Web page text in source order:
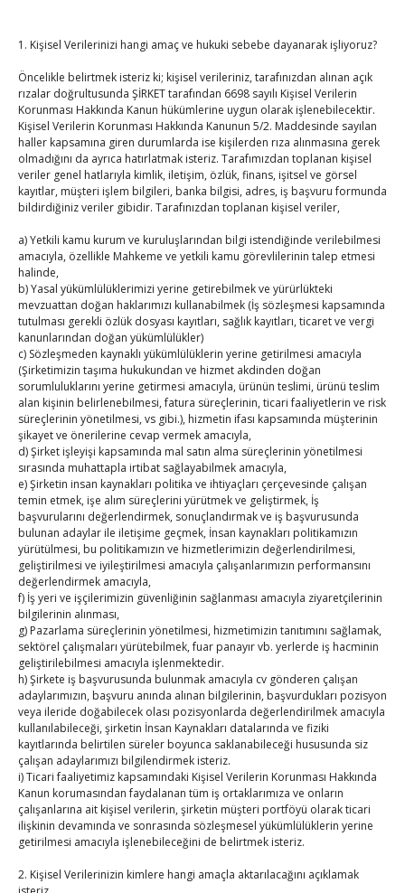
1. Kişisel Verilerinizi hangi amaç ve hukuki sebebe dayanarak işliyoruz?
Öncelikle belirtmek isteriz ki; kişisel verileriniz, tarafınızdan alınan açık
rızalar doğrultusunda ŞİRKET tarafından 6698 sayılı Kişisel Verilerin
Korunması Hakkında Kanun hükümlerine uygun olarak işlenebilecektir.
Kişisel Verilerin Korunması Hakkında Kanunun 5/2. Maddesinde sayılan
haller kapsamına giren durumlarda ise kişilerden rıza alınmasına gerek
olmadığını da ayrıca hatırlatmak isteriz. Tarafımızdan toplanan kişisel
veriler genel hatlarıyla kimlik, iletişim, özlük, finans, işitsel ve görsel
kayıtlar, müşteri işlem bilgileri, banka bilgisi, adres, iş başvuru formunda
bildirdiğiniz veriler gibidir. Tarafınızdan toplanan kişisel veriler,
a) Yetkili kamu kurum ve kuruluşlarından bilgi istendiğinde verilebilmesi
amacıyla, özellikle Mahkeme ve yetkili kamu görevlilerinin talep etmesi
halinde,
b) Yasal yükümlülüklerimizi yerine getirebilmek ve yürürlükteki
mevzuattan doğan haklarımızı kullanabilmek (İş sözleşmesi kapsamında
tutulması gerekli özlük dosyası kayıtları, sağlık kayıtları, ticaret ve vergi
kanunlarından doğan yükümlülükler)
c) Sözleşmeden kaynaklı yükümlülüklerin yerine getirilmesi amacıyla
(Şirketimizin taşıma hukukundan ve hizmet akdinden doğan
sorumluluklarını yerine getirmesi amacıyla, ürünün teslimi, ürünü teslim
alan kişinin belirlenebilmesi, fatura süreçlerinin, ticari faaliyetlerin ve risk
süreçlerinin yönetilmesi, vs gibi.), hizmetin ifası kapsamında müşterinin
şikayet ve önerilerine cevap vermek amacıyla,
d) Şirket işleyişi kapsamında mal satın alma süreçlerinin yönetilmesi
sırasında muhattapla irtibat sağlayabilmek amacıyla,
e) Şirketin insan kaynakları politika ve ihtiyaçları çerçevesinde çalışan
temin etmek, işe alım süreçlerini yürütmek ve geliştirmek, İş
başvurularını değerlendirmek, sonuçlandırmak ve iş başvurusunda
bulunan adaylar ile iletişime geçmek, İnsan kaynakları politikamızın
yürütülmesi, bu politikamızın ve hizmetlerimizin değerlendirilmesi,
geliştirilmesi ve iyileştirilmesi amacıyla çalışanlarımızın performansını
değerlendirmek amacıyla,
f) İş yeri ve işçilerimizin güvenliğinin sağlanması amacıyla ziyaretçilerinin
bilgilerinin alınması,
g) Pazarlama süreçlerinin yönetilmesi, hizmetimizin tanıtımını sağlamak,
sektörel çalışmaları yürütebilmek, fuar panayır vb. yerlerde iş hacminin
geliştirilebilmesi amacıyla işlenmektedir.
h) Şirkete iş başvurusunda bulunmak amacıyla cv gönderen çalışan
adaylarımızın, başvuru anında alınan bilgilerinin, başvurdukları pozisyon
veya ileride doğabilecek olası pozisyonlarda değerlendirilmek amacıyla
kullanılabileceği, şirketin İnsan Kaynakları datalarında ve fiziki
kayıtlarında belirtilen süreler boyunca saklanabileceği hususunda siz
çalışan adaylarımızı bilgilendirmek isteriz.
i) Ticari faaliyetimiz kapsamındaki Kişisel Verilerin Korunması Hakkında
Kanun korumasından faydalanan tüm iş ortaklarımıza ve onların
çalışanlarına ait kişisel verilerin, şirketin müşteri portföyü olarak ticari
ilişkinin devamında ve sonrasında sözleşmesel yükümlülüklerin yerine
getirilmesi amacıyla işlenebileceğini de belirtmek isteriz.
2. Kişisel Verilerinizin kimlere hangi amaçla aktarılacağını açıklamak
ByTUTSOon Ağu 7, 2026
Kahramanmaraş Ticaret ve Sanayi Odası’nın yeni
binası hizmete açıldı
ByTUTSO on Ağu 5, 2026
Diren ailesine taziye ziyareti
TUTSO on Ağu 4, 2026
Ağustos 2026
P
S Ç P C C
P
3
4 5 6 7 8
9
10
11 12 13 14 15
16
17
18 19 20 21 22
23
24
25 26 27 28
31
« Tem
E-BÜLTEN
Kasaba Ekonomi Dergisi
TOBB HABER
TUTSO İktisadi Durum Raporu
Hisarcıklıoğlu’ndan ‘girişimci olun’ tavsiyesi
SEDDK Başkanı Menteş’e ziyaret
Hisarcıklıoğlu ICCD Genel Sekreteri Khalawi ile görüştü
Kahramanmaraş Ticaret ve Sanayi Odası’nın yeni
binası hizmete açıldı
Diren ailesine taziye ziyareti